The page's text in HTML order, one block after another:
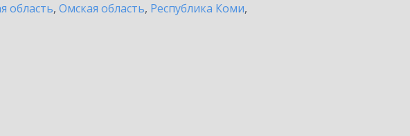
область, Омская область, Республика Коми,